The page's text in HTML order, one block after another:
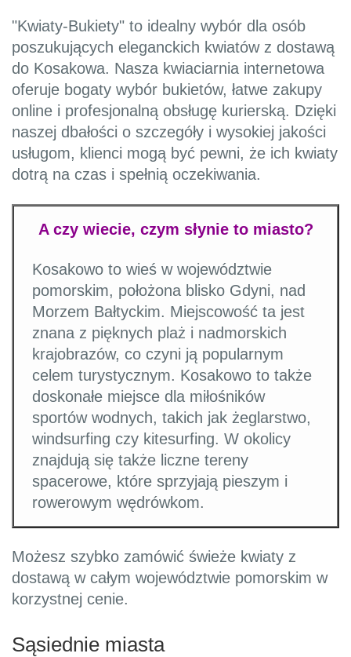
"Kwiaty-Bukiety" to idealny wybór dla osób
poszukujących eleganckich kwiatów z dostawą
do Kosakowa. Nasza kwiaciarnia internetowa
oferuje bogaty wybór bukietów, łatwe zakupy
online i profesjonalną obsługę kurierską. Dzięki
naszej dbałości o szczegóły i wysokiej jakości
usługom, klienci mogą być pewni, że ich kwiaty
dotrą na czas i spełnią oczekiwania.
A czy wiecie, czym słynie to miasto?
Kosakowo to wieś w województwie
pomorskim, położona blisko Gdyni, nad
Morzem Bałtyckim. Miejscowość ta jest
znana z pięknych plaż i nadmorskich
krajobrazów, co czyni ją popularnym
celem turystycznym. Kosakowo to także
doskonałe miejsce dla miłośników
sportów wodnych, takich jak żeglarstwo,
windsurfing czy kitesurfing. W okolicy
znajdują się także liczne tereny
spacerowe, które sprzyjają pieszym i
rowerowym wędrówkom.
Możesz szybko zamówić świeże kwiaty z
dostawą w całym województwie pomorskim w
korzystnej cenie.
Sąsiednie miasta